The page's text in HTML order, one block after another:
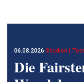
06.08.2026 Studien |
Die